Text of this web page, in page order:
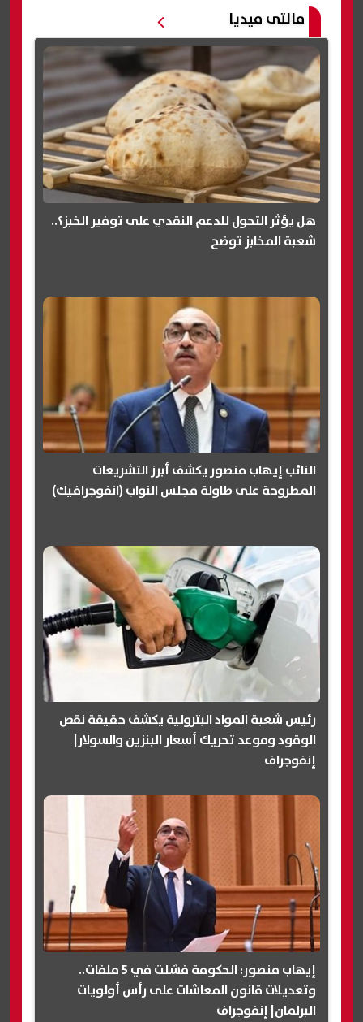
مالتى ميديا
هل يؤثر التحول للدعم النقدي على توفير الخبز؟..
شعبة المخابز توضح
النائب إيهاب منصور يكشف أبرز التشريعات
المطروحة على طاولة مجلس النواب (انفوجرافيك)
رئيس شعبة المواد البترولية يكشف حقيقة نقص
الوقود وموعد تحريك أسعار البنزين والسولار|
إنفوجراف
إيهاب منصور: الحكومة فشلت في 5 ملفات..
وتعديلات قانون المعاشات على رأس أولويات
البرلمان| إنفوجراف